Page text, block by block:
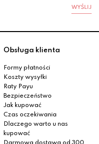
WYŚLIJ
Obsługa klienta
Formy płatności
Koszty wysyłki
Raty Payu
Bezpieczeństwo
Jak kupować
Czas oczekiwania
Dlaczego warto u nas
kupować